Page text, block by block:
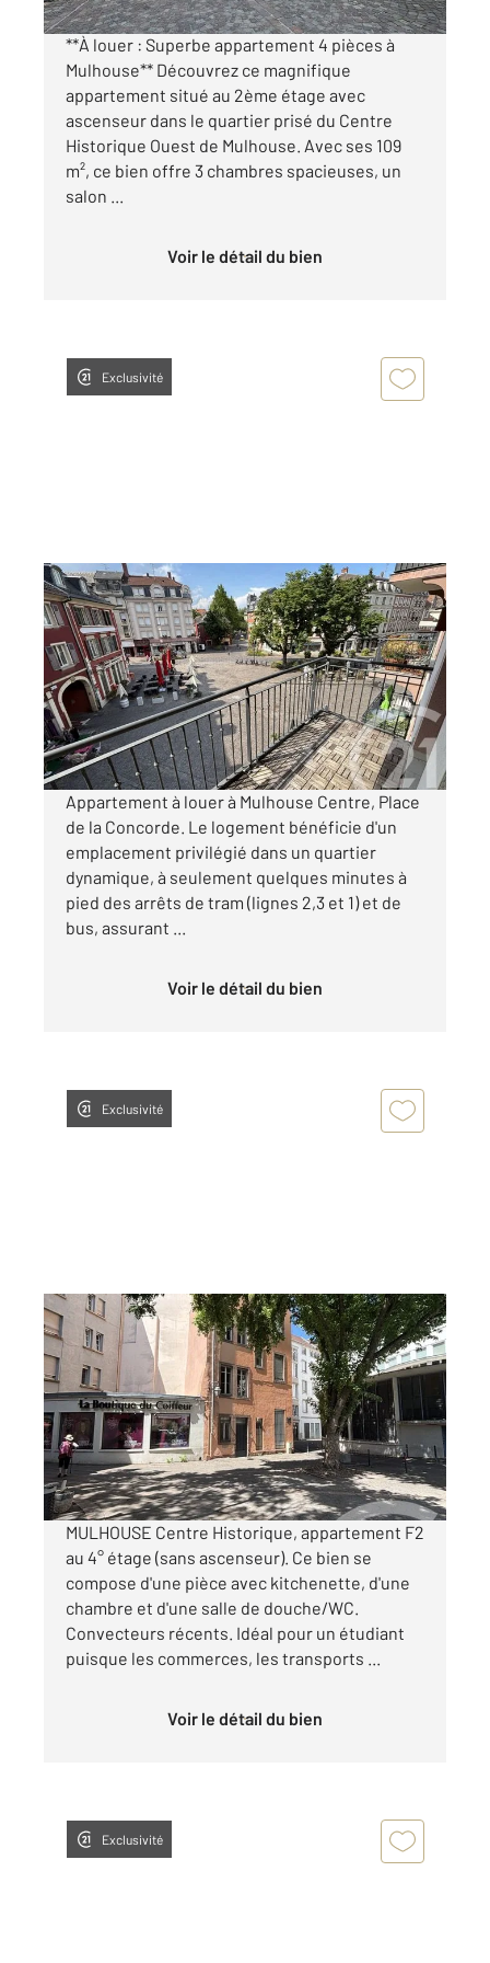
**À louer : Superbe appartement 4 pièces à
Mulhouse** Découvrez ce magnifique
appartement situé au 2ème étage avec
ascenseur dans le quartier prisé du Centre
Historique Ouest de Mulhouse. Avec ses 109
m², ce bien offre 3 chambres spacieuses, un
salon ...
Voir le détail du bien
Exclusivité
MULHOUSE 68
43,44 m2, 2 pièces
Ref : 2404
Appartement F2 à louer
620 €
par mois charges comprises
Appartement à louer à Mulhouse Centre, Place
de la Concorde. Le logement bénéficie d'un
emplacement privilégié dans un quartier
dynamique, à seulement quelques minutes à
pied des arrêts de tram (lignes 2,3 et 1) et de
bus, assurant ...
Voir le détail du bien
Exclusivité
MULHOUSE 68
22 m2
, 2 pièces
Ref : 2422
Appartement F1 à louer
355 €
par mois charges comprises
MULHOUSE Centre Historique, appartement F2
au 4° étage (sans ascenseur). Ce bien se
compose d'une pièce avec kitchenette, d'une
chambre et d'une salle de douche/WC.
Convecteurs récents. Idéal pour un étudiant
puisque les commerces, les transports ...
Voir le détail du bien
Exclusivité